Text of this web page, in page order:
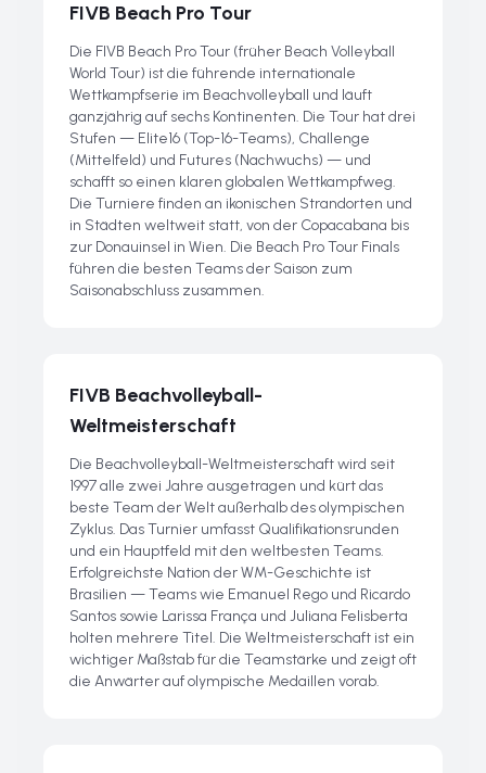
FIVB Beach Pro Tour
Die FIVB Beach Pro Tour (früher Beach Volleyball
World Tour) ist die führende internationale
Wettkampfserie im Beachvolleyball und läuft
ganzjährig auf sechs Kontinenten. Die Tour hat drei
Stufen — Elite16 (Top-16-Teams), Challenge
(Mittelfeld) und Futures (Nachwuchs) — und
schafft so einen klaren globalen Wettkampfweg.
Die Turniere finden an ikonischen Strandorten und
in Städten weltweit statt, von der Copacabana bis
zur Donauinsel in Wien. Die Beach Pro Tour Finals
führen die besten Teams der Saison zum
Saisonabschluss zusammen.
FIVB Beachvolleyball-
Weltmeisterschaft
Die Beachvolleyball-Weltmeisterschaft wird seit
1997 alle zwei Jahre ausgetragen und kürt das
beste Team der Welt außerhalb des olympischen
Zyklus. Das Turnier umfasst Qualifikationsrunden
und ein Hauptfeld mit den weltbesten Teams.
Erfolgreichste Nation der WM-Geschichte ist
Brasilien — Teams wie Emanuel Rego und Ricardo
Santos sowie Larissa França und Juliana Felisberta
holten mehrere Titel. Die Weltmeisterschaft ist ein
wichtiger Maßstab für die Teamstärke und zeigt oft
die Anwärter auf olympische Medaillen vorab.